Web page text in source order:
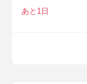
あと1日